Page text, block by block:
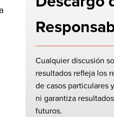
Cualquier discusión
resultados refleja los
de casos particulares
ni garantiza
futuros.